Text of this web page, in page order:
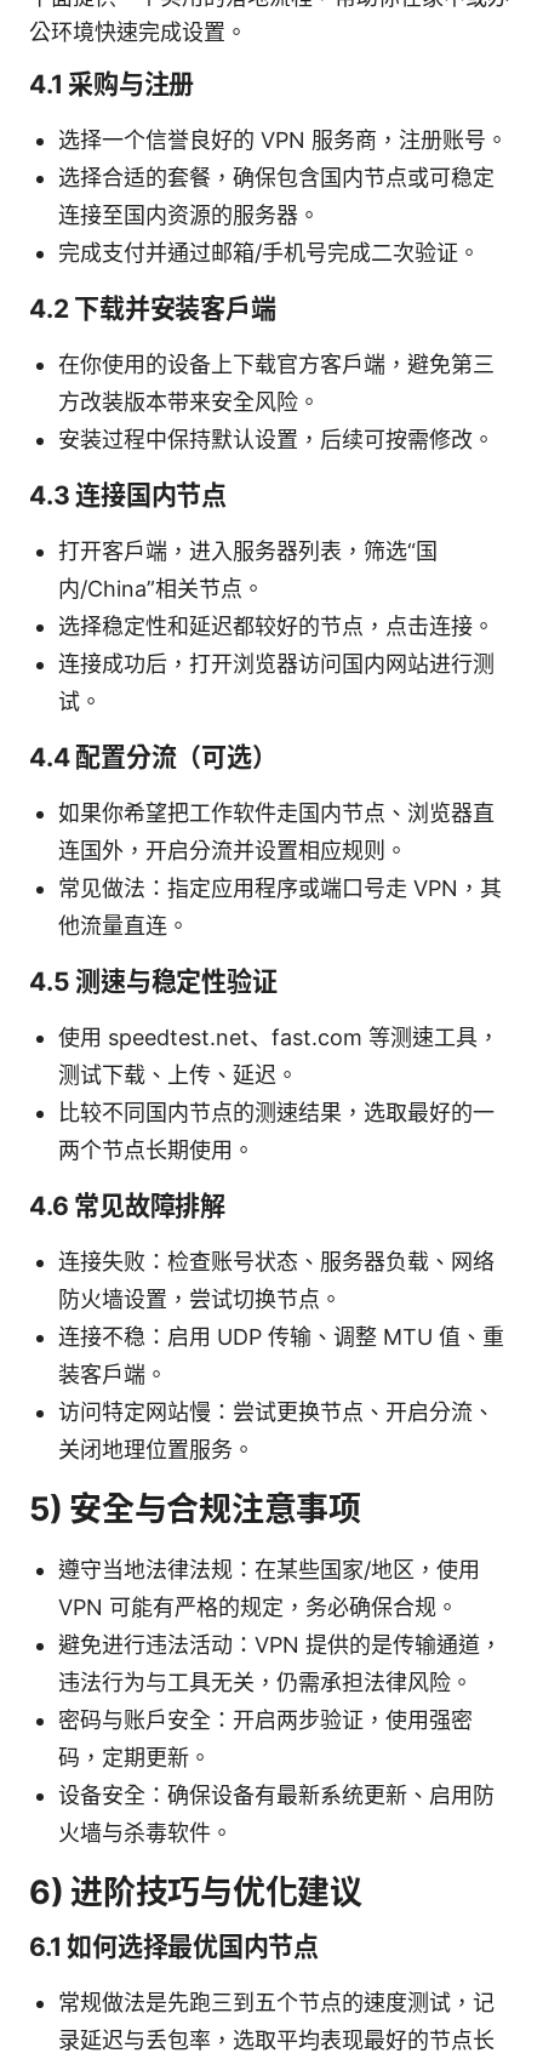
公环境快速完成设置。
4.1 采购与注册
选择一个信誉良好的 VPN 服务商，注册账号。
选择合适的套餐，确保包含国内节点或可稳定
连接至国内资源的服务器。
完成支付并通过邮箱/手机号完成二次验证。
4.2 下载并安装客户端
在你使用的设备上下载官方客户端，避免第三
方改装版本带来安全风险。
安装过程中保持默认设置，后续可按需修改。
4.3 连接国内节点
打开客户端，进入服务器列表，筛选“国
内/China”相关节点。
选择稳定性和延迟都较好的节点，点击连接。
连接成功后，打开浏览器访问国内网站进行测
试。
4.4 配置分流（可选）
如果你希望把工作软件走国内节点、浏览器直
连国外，开启分流并设置相应规则。
常见做法：指定应用程序或端口号走 VPN，其
他流量直连。
4.5 测速与稳定性验证
使用 speedtest.net、fast.com 等测速工具，
测试下载、上传、延迟。
比较不同国内节点的测速结果，选取最好的一
两个节点长期使用。
4.6 常见故障排解
连接失败：检查账号状态、服务器负载、网络
防火墙设置，尝试切换节点。
连接不稳：启用 UDP 传输、调整 MTU 值、重
装客户端。
访问特定网站慢：尝试更换节点、开启分流、
关闭地理位置服务。
5) 安全与合规注意事项
遵守当地法律法规：在某些国家/地区，使用
VPN 可能有严格的规定，务必确保合规。
避免进行违法活动：VPN 提供的是传输通道，
违法行为与工具无关，仍需承担法律风险。
密码与账户安全：开启两步验证，使用强密
码，定期更新。
设备安全：确保设备有最新系统更新、启用防
火墙与杀毒软件。
6) 进阶技巧与优化建议
6.1 如何选择最优国内节点
常规做法是先跑三到五个节点的速度测试，记
录延迟与丢包率，选取平均表现最好的节点长